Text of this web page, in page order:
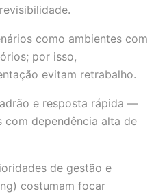
como ambientes com
por isso,
evitam retrabalho.
e resposta rápida —
com dependência alta de
de gestão e
costumam focar